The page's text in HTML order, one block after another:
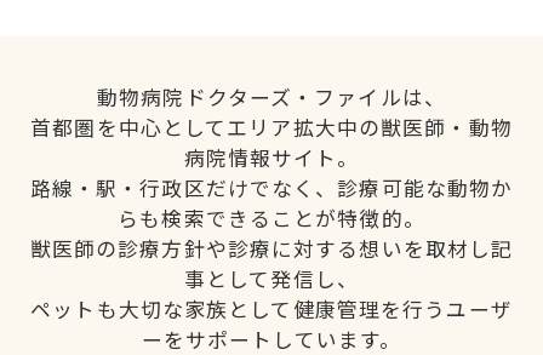
動物病院ドクターズ・ファイルは、
首都圏を中心としてエリア拡大中の獣医師・動物
病院情報サイト。
路線・駅・行政区だけでなく、診療可能な動物か
らも検索できることが特徴的。
獣医師の診療方針や診療に対する想いを取材し記
事として発信し、
ペットも大切な家族として健康管理を行うユーザ
ーをサポートしています。